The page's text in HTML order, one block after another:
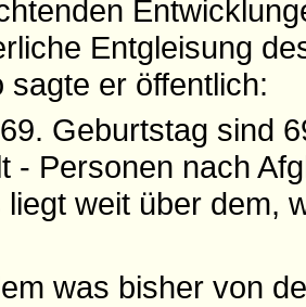
Entgleisung
er öffentlich:
Geburtstag sind
- Personen nach
weit über dem,
was bisher von